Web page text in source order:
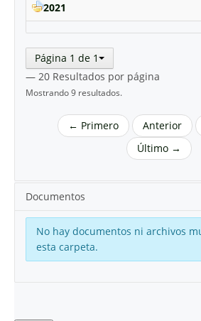
2021
Página 1 de 1
— 20 Resultados por página
Mostrando 9 resultados.
← Primero Anterior
Último →
Documentos
No hay documentos ni archivos
esta carpeta.